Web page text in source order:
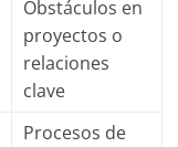
Obstáculos en
proyectos o
relaciones
clave
Procesos de